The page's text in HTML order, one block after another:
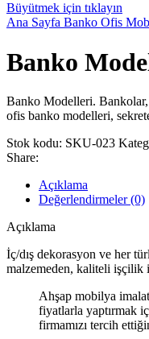
Büyütmek için tıklayın
Ana Sayfa Banko Ofis
Banko
Banko Modelleri. Bankolar,
ofis banko modelleri,
Stok kodu: SKU-023
Share:
Açıklama
Değerlendirmeler (0)
Açıklama
İç/dış dekorasyon ve her
malzemeden, kaliteli işçilik
Ahşap mobilya
fiyatlarla yaptırmak
firmamızı tercih